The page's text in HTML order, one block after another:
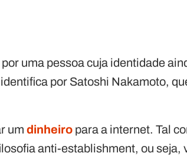
uma pessoa cuja identidade
por Satoshi Nakamoto,
umdinheiro para a internet. Tal
anti-establishment, ou seja,